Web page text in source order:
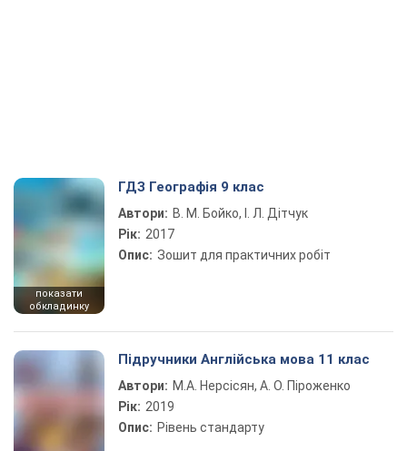
показати
обкладинку
ГДЗ Географія 9 клас
Автори: В. М. Бойко, І. Л. Дітчук
Рік: 2017
Опис: Зошит для практичних робіт
Підручники Англійська мова 11 клас
Автори: М.А. Нерсісян, А. О. Піроженко
Рік: 2019
Опис: Рівень стандарту